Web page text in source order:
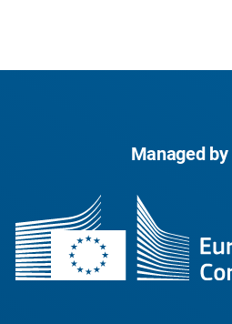
Managed by